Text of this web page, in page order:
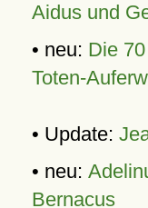
Aidus und
• neu: Die
Toten-
• Update:
• neu:
Bernacus